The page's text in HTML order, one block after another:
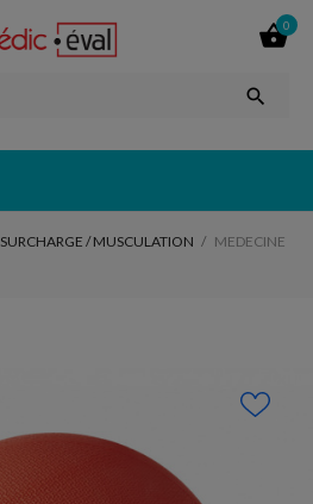

0

SURCHARGE / MUSCULATION
MEDECINE